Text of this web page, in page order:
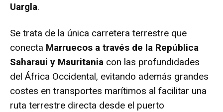
Uargla.
Se trata de la única carretera terrestre que
conecta Marruecos a través de la República
Saharaui y Mauritania con las profundidades
del África Occidental, evitando además grandes
costes en transportes marítimos al facilitar una
ruta terrestre directa desde el puerto